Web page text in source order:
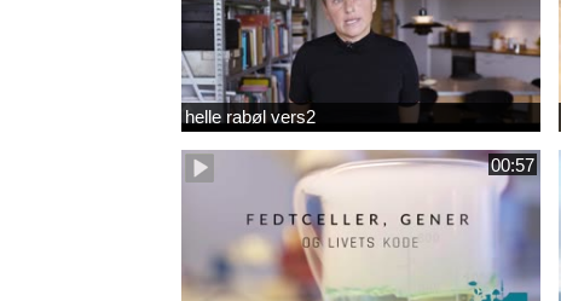
helle rabøl vers2
00:57